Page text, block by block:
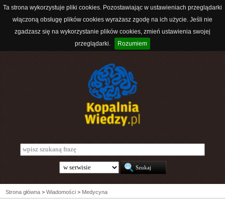
Ta strona wykorzystuje pliki cookies. Pozostawiając w ustawieniach przeglądarki
włączoną obsługę plików cookies wyrażasz zgodę na ich użycie. Jeśli nie
zgadzasz się na wykorzystanie plików cookies, zmień ustawienia swojej
przeglądarki.
Rozumiem
Strona główna > Wiadomości > Medycyna